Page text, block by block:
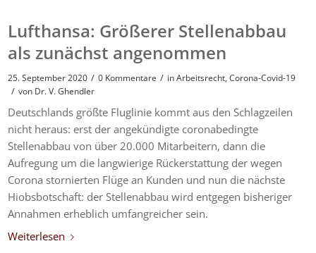
Lufthansa: Größerer Stellenabbau
als zunächst angenommen
25. September 2020 / 0 Kommentare / inArbeitsrecht,Corona-Covid-19
/ von Dr. V. Ghendler
Deutschlands größte Fluglinie kommt aus den Schlagzeilen
nicht heraus: erst der angekündigte coronabedingte
Stellenabbau von über 20.000 Mitarbeitern, dann die
Aufregung um die langwierige Rückerstattung der wegen
Corona stornierten Flüge an Kunden und nun die nächste
Hiobsbotschaft: der Stellenabbau wird entgegen bisheriger
Annahmen erheblich umfangreicher sein.
Weiterlesen